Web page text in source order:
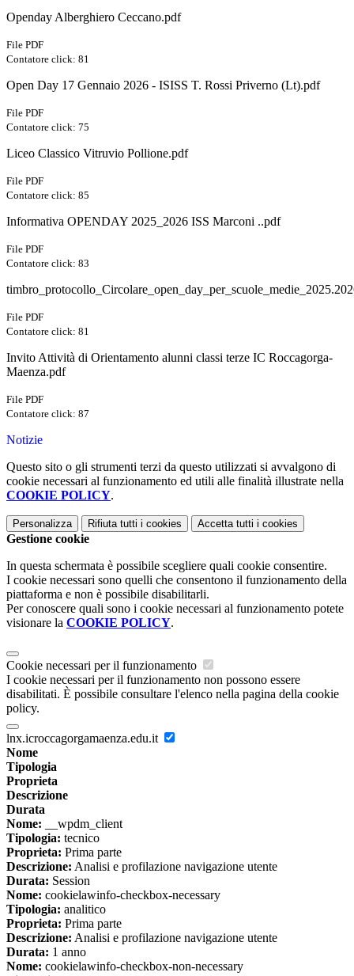
Openday Alberghiero Ceccano.pdf
File PDF
Contatore click: 81
Open Day 17 Gennaio 2026 - ISISS T. Rossi Priverno (Lt).pdf
File PDF
Contatore click: 75
Liceo Classico Vitruvio Pollione.pdf
File PDF
Contatore click: 85
Informativa OPENDAY 2025_2026 ISS Marconi ..pdf
File PDF
Contatore click: 83
File PDF
Contatore click: 81
Invito Attività di Orientamento alunni classi terze IC Roccagorga-
Maenza.pdf
File PDF
Contatore click: 87
Notizie
Questo sito o gli strumenti terzi da questo utilizzati si avvalgono di
cookie necessari al funzionamento ed utili alle finalità illustrate nella
COOKIE POLICY.
Personalizza Rifiuta tutti i cookies Accetta tutti i cookies
Gestione cookie
In questa schermata è possibile scegliere quali cookie consentire.
I cookie necessari sono quelli che consentono il funzionamento della
piattaforma e non è possibile disabilitarli.
Per conoscere quali sono i cookie necessari al funzionamento potete
visionare la COOKIE POLICY.
Cookie necessari per il funzionamento
I cookie necessari per il funzionamento non possono essere
disabilitati. È possibile consultare l'elenco nella pagina della cookie
policy.
lnx.icroccagorgamaenza.edu.it
Nome
Tipologia
Proprieta
Descrizione
Durata
Nome: __wpdm_client
Tipologia: tecnico
Proprieta: Prima parte
Descrizione: Analisi e profilazione navigazione utente
Durata: Session
Nome: cookielawinfo-checkbox-necessary
Tipologia: analitico
Proprieta: Prima parte
Descrizione: Analisi e profilazione navigazione utente
Durata: 1 anno
Nome: cookielawinfo-checkbox-non-necessary